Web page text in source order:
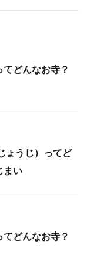
どんなお寺？
ょうじ）ってど
まい
どんなお寺？